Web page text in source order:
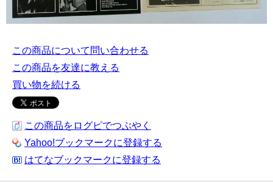
この商品について問い合わせる
この商品を友達に教える
買い物を続ける
この商品をログピでつぶやく
Yahoo!ブックマークに登録する
はてなブックマークに登録する